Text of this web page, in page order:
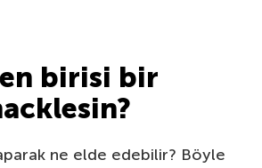
birisi bir
ne elde edebilir? Böyle